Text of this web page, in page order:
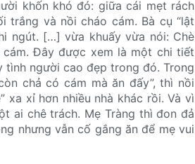
khốn khó đó: giữa cái mẹt rách
trắng và nồi cháo cám. Bà cụ “lật
ngút. […] vừa khuấy vừa nói: Chè
Đây được xem là một chi tiết
người cao đẹp trong đó. Trong
chả có cám mà ăn đấy”, thì nồi
xa xỉ hơn nhiều nhà khác rồi. Và vì
ai chê trách. Mẹ Tràng thì đon đả
nhưng vẫn cố gắng ăn để mẹ vui